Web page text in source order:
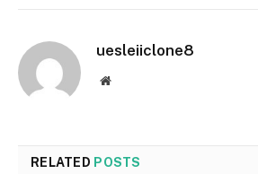
uesleiiclone8
Website
RELATED POSTS